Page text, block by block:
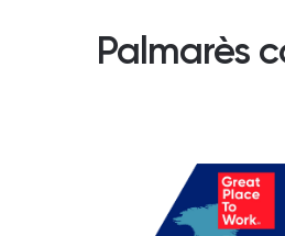
Palmarès